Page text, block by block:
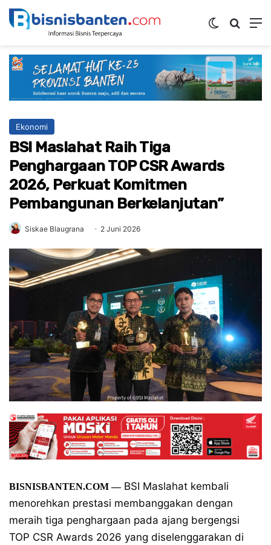
Switch skin
Ekonomi
BSI Maslahat Raih Tiga
Penghargaan TOP CSR Awards
2026, Perkuat Komitmen
Pembangunan Berkelanjutan”
Siskae Blaugrana 2 Juni 2026
BISNISBANTEN.COM —BSI Maslahat kembali
menorehkan prestasi membanggakan dengan
meraih tiga penghargaan pada ajang bergengsi
TOP CSR Awards 2026 yang diselenggarakan di